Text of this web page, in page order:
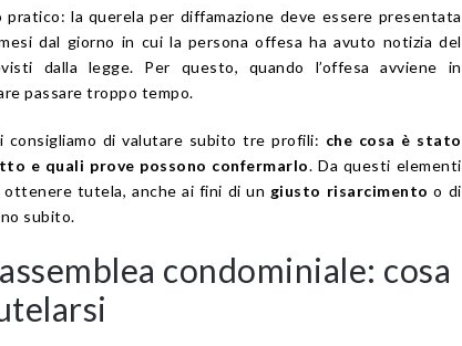
la querela per diffamazione deve essere presentata
dal giorno in cui la persona offesa ha avuto notizia del
dalla legge. Per questo, quando l’offesa avviene in
passare troppo tempo.
consigliamo di valutare subito tre profili: che cosa è stato
e quali prove possono confermarlo. Da questi elementi
tutela, anche ai fini di un giusto risarcimento o di
subito.
condominiale: cosa